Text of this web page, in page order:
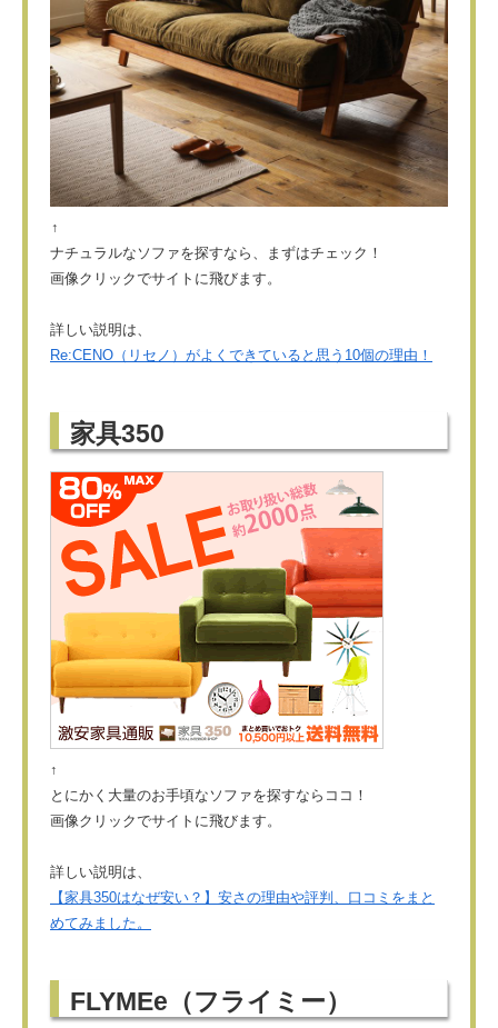
↑
ナチュラルなソファを探すなら、まずはチェック！
画像クリックでサイトに飛びます。
詳しい説明は、
Re:CENO（リセノ）がよくできていると思う10個の理由！
家具350
↑
とにかく大量のお手頃なソファを探すならココ！
画像クリックでサイトに飛びます。
詳しい説明は、
【家具350はなぜ安い？】安さの理由や評判、口コミをまと
めてみました。
FLYMEe（フライミー）